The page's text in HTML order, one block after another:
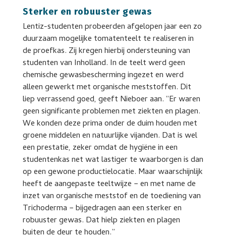
Sterker en robuuster gewas
Lentiz-studenten probeerden afgelopen jaar een zo
duurzaam mogelijke tomatenteelt te realiseren in
de proefkas. Zij kregen hierbij ondersteuning van
studenten van Inholland. In de teelt werd geen
chemische gewasbescherming ingezet en werd
alleen gewerkt met organische meststoffen. Dit
liep verrassend goed, geeft Nieboer aan. “Er waren
geen significante problemen met ziekten en plagen.
We konden deze prima onder de duim houden met
groene middelen en natuurlijke vijanden. Dat is wel
een prestatie, zeker omdat de hygiëne in een
studentenkas net wat lastiger te waarborgen is dan
op een gewone productielocatie. Maar waarschijnlijk
heeft de aangepaste teeltwijze − en met name de
inzet van organische meststof en de toediening van
Trichoderma − bijgedragen aan een sterker en
robuuster gewas. Dat hielp ziekten en plagen
buiten de deur te houden.”